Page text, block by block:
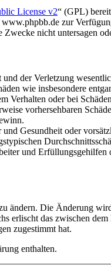
License v2“ (GPL)
zur
nicht untersagen
der Verletzung
wie insbesondere
Verhalten oder bei
vorhersehbaren
Gesundheit oder
und Erfüllungsgehilfen
ändern. Die Änderung
erlischt das zwischen
zugestimmt hat.
enthalten.